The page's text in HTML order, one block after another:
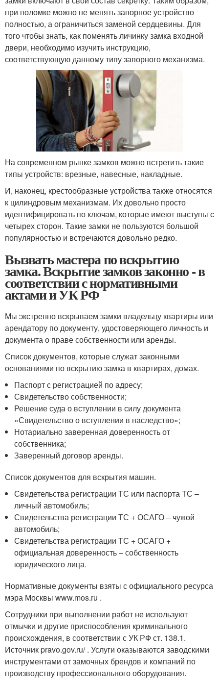
при поломке можно не менять запорное устройство
полностью, а ограничиться заменой сердцевины. Для
того чтобы знать, как поменять личинку замка входной
двери, необходимо изучить инструкцию,
соответствующую данному типу запорного механизма.
На современном рынке замков можно встретить такие
типы устройств: врезные, навесные, накладные.
И, наконец, крестообразные устройства также относятся
к цилиндровым механизмам. Их довольно просто
идентифицировать по ключам, которые имеют выступы с
четырех сторон. Такие замки не пользуются большой
популярностью и встречаются довольно редко.
Вызвать мастера по вскрытию
замка. Вскрытие замков законно - в
соответствии с нормативными
актами и УК РФ
Мы экстренно вскрываем замки владельцу квартиры или
арендатору по документу, удостоверяющего личность и
документа о праве собственности или аренды.
Список документов, которые служат законными
основаниями по вскрытию замка в квартирах, домах.
Паспорт с регистрацией по адресу;
Свидетельство собственности;
Решение суда о вступлении в силу документа
«Свидетельство о вступлении в наследство»;
Нотариально заверенная доверенность от
собственника;
Заверенный договор аренды.
Список документов для вскрытия машин.
Свидетельства регистрации ТС или паспорта ТС –
личный автомобиль;
Свидетельства регистрации ТС + ОСАГО – чужой
автомобиль;
Свидетельства регистрации ТС + ОСАГО +
официальная доверенность – собственность
юридического лица.
Нормативные документы взяты с официального ресурса
мэра Москвы www.mos.ru .
Сотрудники при выполнении работ не используют
отмычки и другие приспособления криминального
происхождения, в соответствии с УК РФ ст. 138.1.
Источник pravo.gov.ru/ . Услуги оказываются заводскими
инструментами от замочных брендов и компаний по
производству профессионального оборудования.